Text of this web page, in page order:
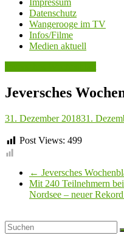
Impressum
Datenschutz
Wangerooge im TV
Infos/Filme
Medien aktuell
Jeversches
31. Dezember 201831.
Post Views: 499
← Jeversches
Mit 240 Teilnehmern
Nordsee – neuer Rekord